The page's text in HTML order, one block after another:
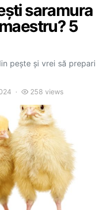
saramura
5
pește și vrei să prepari
258 views